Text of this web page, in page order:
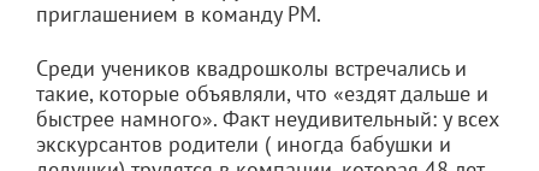
приглашением в команду РМ.
Среди учеников квадрошколы встречались и
такие, которые объявляли, что «ездят дальше и
быстрее намного». Факт неудивительный: у всех
экскурсантов родители ( иногда бабушки и